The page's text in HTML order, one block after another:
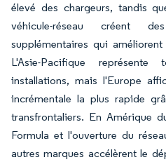
élevé des chargeurs, tandis
véhicule-réseau créent
supplémentaires qui
L'Asie-Pacifique
installations, mais l'Europe
incrémentale la plus rapide
transfrontaliers. En Amérique
Formula et l'ouverture du
autres marques accélèrent le